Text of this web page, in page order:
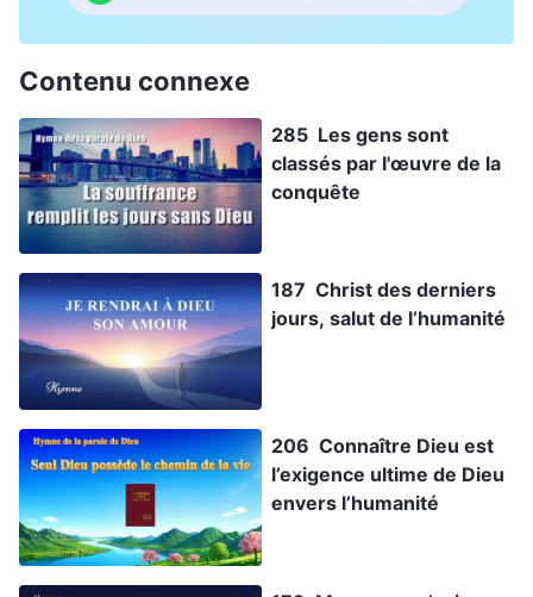
Contenu connexe
285 Les gens sont
classés par l'œuvre de la
conquête
187 Christ des derniers
jours, salut de l’humanité
206 Connaître Dieu est
l’exigence ultime de Dieu
envers l’humanité